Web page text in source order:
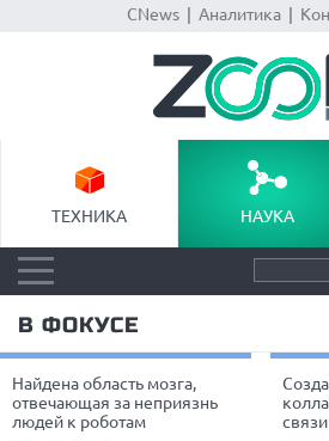
CNews| Аналитика|
ТЕХНИКА НАУКА
В ФОКУСЕ
Найдена область мозга,
отвечающая за неприязнь
людей к роботам